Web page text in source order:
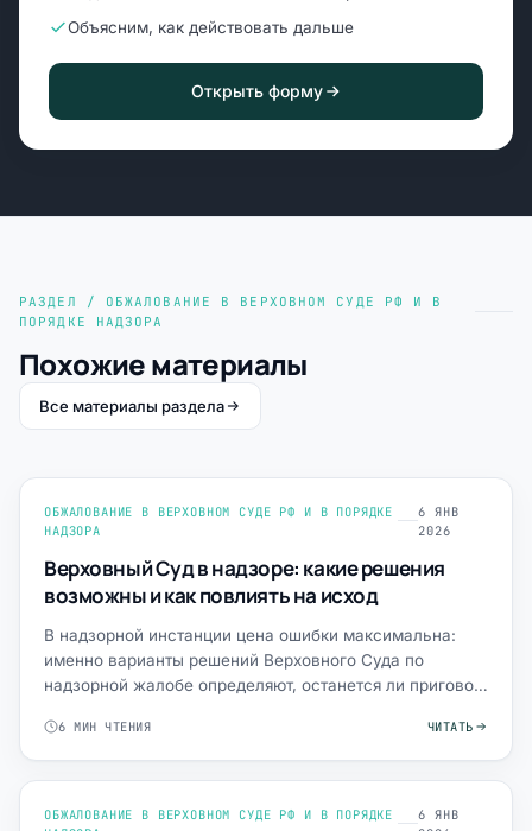
Объясним, как действовать дальше
Открыть форму
РАЗДЕЛ / ОБЖАЛОВАНИЕ В ВЕРХОВНОМ СУДЕ РФ И В
ПОРЯДКЕ НАДЗОРА
Похожие материалы
Все материалы раздела
ОБЖАЛОВАНИЕ В ВЕРХОВНОМ СУДЕ РФ И В ПОРЯДКЕ
НАДЗОРА
6 ЯНВ
2026
Верховный Суд в надзоре: какие решения
возможны и как повлиять на исход
В надзорной инстанции цена ошибки максимальна:
именно варианты решений Верховного Суда по
надзорной жалобе определяют, останется ли приговор
6 МИН ЧТЕНИЯ ЧИТАТЬ
ОБЖАЛОВАНИЕ В ВЕРХОВНОМ СУДЕ РФ И В ПОРЯДКЕ
6 ЯНВ